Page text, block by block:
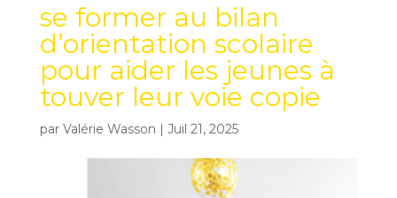
se former au bilan
d’orientation scolaire
pour aider les jeunes à
touver leur voie copie
par Valérie Wasson | Juil 21, 2025